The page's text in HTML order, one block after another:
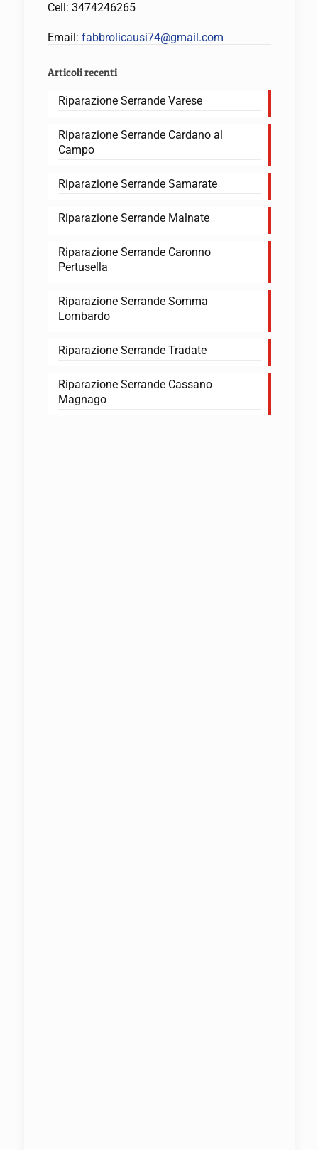
Cell: 3474246265
Email: fabbrolicausi74@gmail.com
Articoli recenti
Riparazione Serrande Varese
Riparazione Serrande Cardano al
Campo
Riparazione Serrande Samarate
Riparazione Serrande Malnate
Riparazione Serrande Caronno
Pertusella
Riparazione Serrande Somma
Lombardo
Riparazione Serrande Tradate
Riparazione Serrande Cassano
Magnago